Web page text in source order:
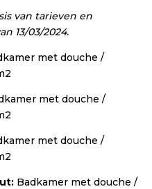
van tarieven en
13/03/2024.
met douche /
met douche /
met douche /
Badkamer met douche /